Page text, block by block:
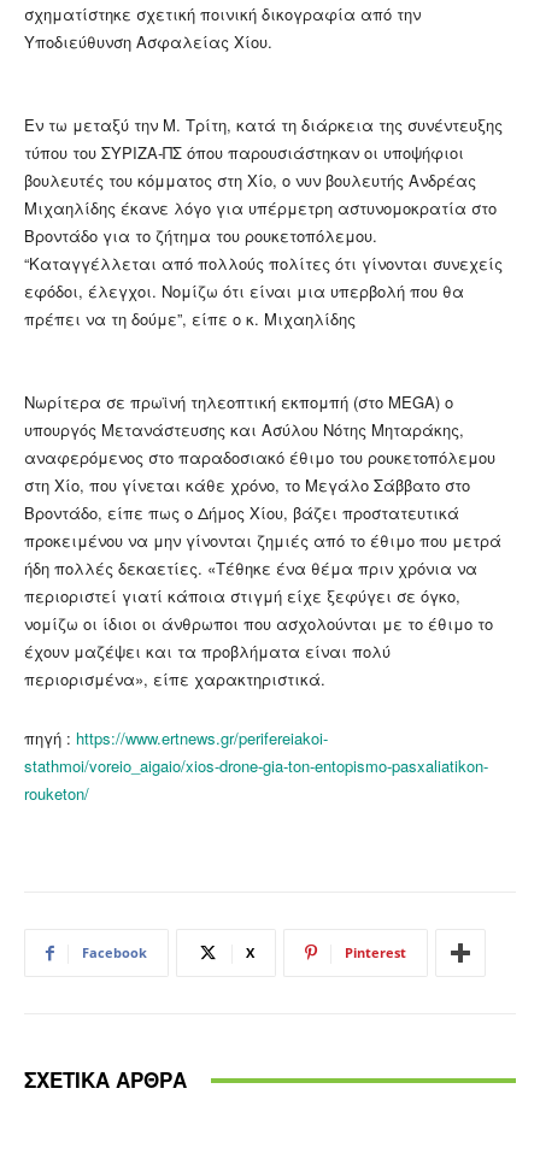
σχηματίστηκε σχετική ποινική δικογραφία από την
Υποδιεύθυνση Ασφαλείας Χίου.
Εν τω μεταξύ την Μ. Τρίτη, κατά τη διάρκεια της συνέντευξης
τύπου του ΣΥΡΙΖΑ-ΠΣ όπου παρουσιάστηκαν οι υποψήφιοι
βουλευτές του κόμματος στη Χίο, ο νυν βουλευτής Ανδρέας
Μιχαηλίδης έκανε λόγο για υπέρμετρη αστυνομοκρατία στο
Βροντάδο για το ζήτημα του ρουκετοπόλεμου.
“Καταγγέλλεται από πολλούς πολίτες ότι γίνονται συνεχείς
εφόδοι, έλεγχοι. Νομίζω ότι είναι μια υπερβολή που θα
πρέπει να τη δούμε”, είπε ο κ. Μιχαηλίδης
Νωρίτερα σε πρωϊνή τηλεοπτική εκπομπή (στο MEGA) ο
υπουργός Μετανάστευσης και Ασύλου Νότης Μηταράκης,
αναφερόμενος στο παραδοσιακό έθιμο του ρουκετοπόλεμου
στη Χίο, που γίνεται κάθε χρόνο, το Μεγάλο Σάββατο στο
Βροντάδο, είπε πως ο Δήμος Χίου, βάζει προστατευτικά
προκειμένου να μην γίνονται ζημιές από το έθιμο που μετρά
ήδη πολλές δεκαετίες. «Τέθηκε ένα θέμα πριν χρόνια να
περιοριστεί γιατί κάποια στιγμή είχε ξεφύγει σε όγκο,
νομίζω οι ίδιοι οι άνθρωποι που ασχολούνται με το έθιμο το
έχουν μαζέψει και τα προβλήματα είναι πολύ
περιορισμένα», είπε χαρακτηριστικά.
πηγή : https://www.ertnews.gr/perifereiakoi-
stathmoi/voreio_aigaio/xios-drone-gia-ton-entopismo-pasxaliatikon-
rouketon/
Facebook X Pinterest
ΣΧΕΤΙΚΑ ΑΡΘΡΑ